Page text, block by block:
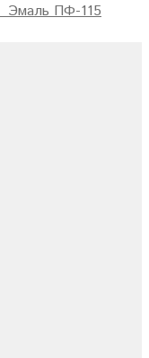
Эмаль ПФ-115